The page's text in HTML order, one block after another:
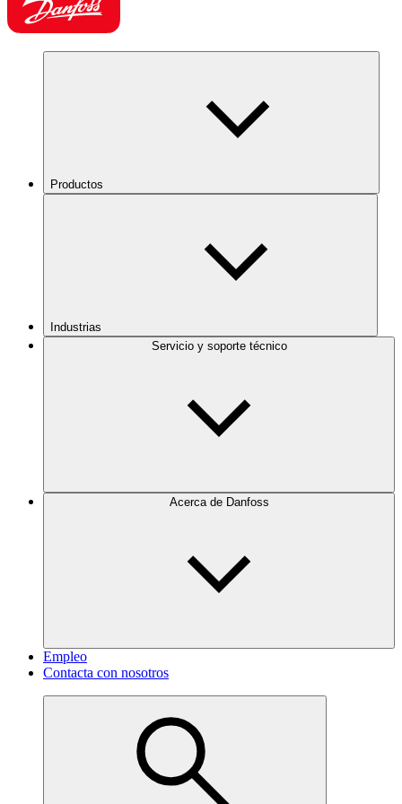
Productos
Industrias
Servicio y soporte técnico
Acerca de Danfoss
Empleo
Contacta con nosotros